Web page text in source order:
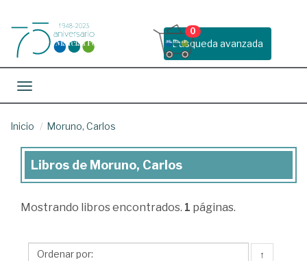
Busqueda avanzada
0
Toggle navigation
Inicio Moruno, Carlos
Libros
Moruno,
Libros de Moruno, Carlos
Mostrando libros encontrados. 1 páginas.
↑